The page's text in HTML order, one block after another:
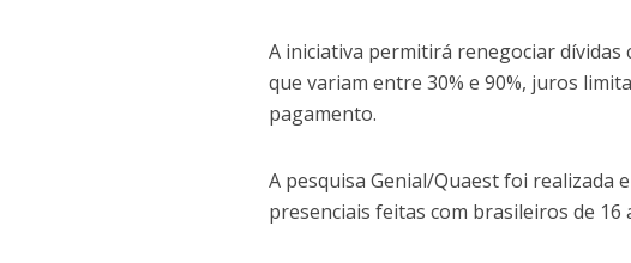
A iniciativa permitirá renegociar dívidas
que variam entre 30% e 90%, juros
pagamento.
A pesquisa Genial/Quaest foi realizada
presenciais feitas com brasileiros de 16